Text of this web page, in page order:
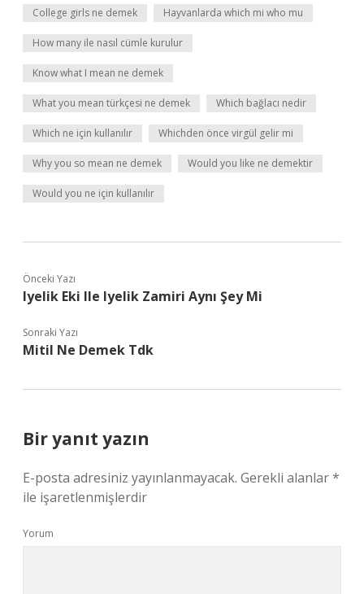
College girls ne demek Hayvanlarda which mi who mu
How many ile nasıl cümle kurulur
Know what I mean ne demek
What you mean türkçesi ne demek Which bağlacı nedir
Which ne için kullanılır Whichden önce virgül gelir mi
Why you so mean ne demek Would you like ne demektir
Would you ne için kullanılır
Önceki Yazı
Iyelik Eki Ile Iyelik Zamiri Aynı Şey Mi
Sonraki Yazı
Mitil Ne Demek Tdk
Bir yanıt yazın
E-posta adresiniz yayınlanmayacak. Gerekli alanlar*
ile işaretlenmişlerdir
Yorum